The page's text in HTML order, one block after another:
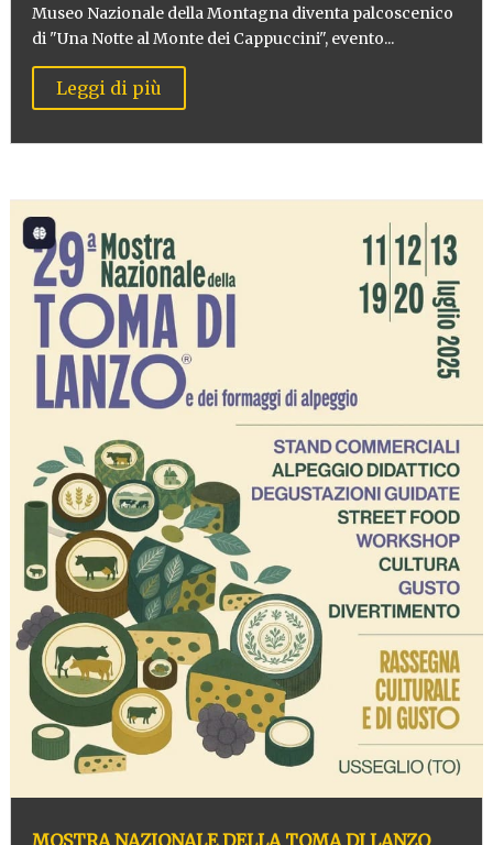
Museo Nazionale della Montagna diventa palcoscenico
di "Una Notte al Monte dei Cappuccini", evento...
Leggi di più
MOSTRA NAZIONALE DELLA TOMA DI LANZO